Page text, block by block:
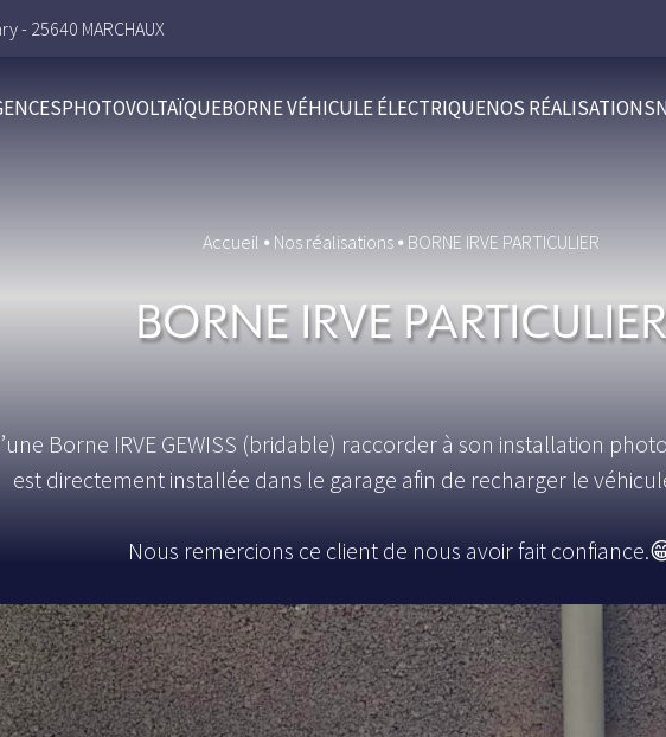
- 25640 MARCHAUX
PHOTOVOLTAÏQUEBORNE VÉHICULE ÉLECTRIQUENOS RÉALISATIONS
Accueil ⦁ Nos réalisations⦁ BORNE IRVE PARTICULIER
BORNE IRVE PARTICULIER
Borne IRVE GEWISS (bridable) raccorder à son installation
est directement installée dans le garage afin de recharger le
Nous remercions ce client de nous avoir fait